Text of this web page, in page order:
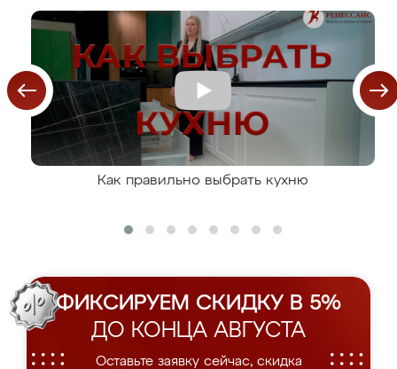
Как правильно выбрать кухню
ФИКСИРУЕМ СКИДКУ В 5%
ДО КОНЦА АВГУСТА
Оставьте заявку сейчас, скидка